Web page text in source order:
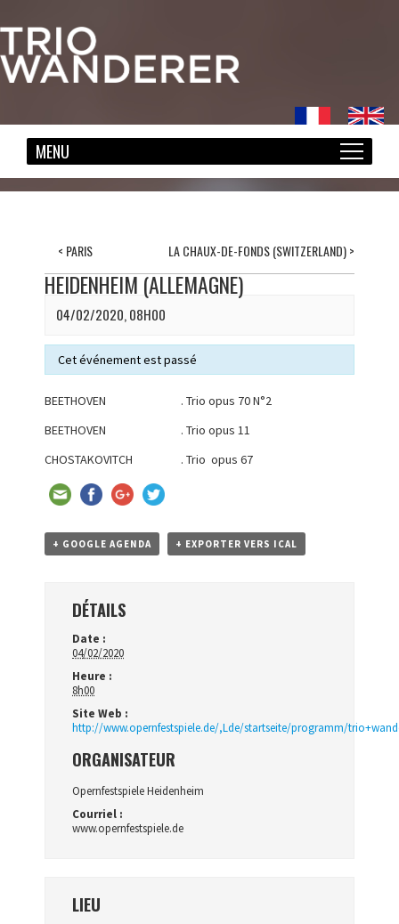
< PARIS LA CHAUX-DE-FONDS (SWITZERLAND)>
HEIDENHEIM (ALLEMAGNE)
04/02/2020, 08H00
Cet événement est passé
BEETHOVEN . Trio opus 70 N°2
BEETHOVEN . Trio opus 11
CHOSTAKOVITCH . Trio opus 67
+ GOOGLE AGENDA + EXPORTER VERS ICAL
DÉTAILS
Date :
04/02/2020
Heure :
8h00
Site Web :
http://www.opernfestspiele.de/,Lde/startseite/programm/
ORGANISATEUR
Opernfestspiele Heidenheim
Courriel :
www.opernfestspiele.de
LIEU